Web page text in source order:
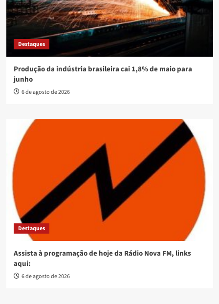
Destaques
Produção da indústria brasileira cai 1,8% de maio para
junho
6 de agosto de 2026
Destaques
Assista à programação de hoje da Rádio Nova FM, links
aqui:
6 de agosto de 2026